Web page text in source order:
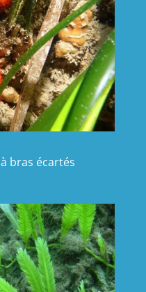
à bras écartés